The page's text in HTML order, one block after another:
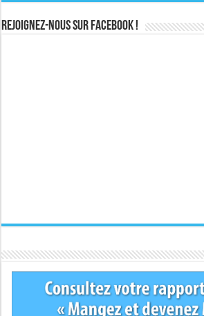
Rejoignez-nous sur Facebook !